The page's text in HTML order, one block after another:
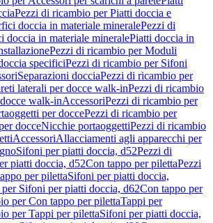
Pezzi di ricambio per Piatti doccia e
doccia in materiale mineralePezzi di
doccia in materiale mineralePiatti doccia in
Pezzi di ricambio per Moduli
specificiPezzi di ricambio per Sifoni
Separazioni docciaPezzi di ricambio per
laterali per docce walk-inPezzi di ricambio
walk-inAccessoriPezzi di ricambio per
per doccePezzi di ricambio per
docceNicchie portaoggettiPezzi di ricambio
AccessoriAllacciamenti agli apparecchi per
Sifoni per piatti doccia, d52Pezzi di
piatti doccia, d52Con tappo per pilettaPezzi
per pilettaSifoni per piatti doccia,
Sifoni per piatti doccia, d62Con tappo per
per Con tappo per pilettaTappi per
per Tappi per pilettaSifoni per piatti doccia,